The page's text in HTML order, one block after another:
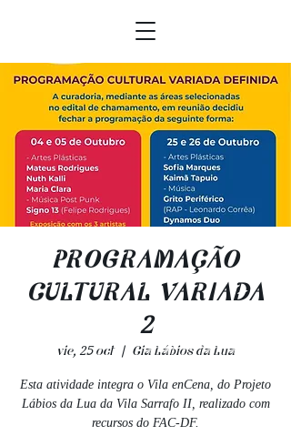
PROGRAMAÇÃO
CULTURAL VARIADA
2
vie, 25 oct
  |
Cia Lábios da Lua
Esta atividade integra o Vila enCena, do Projeto
Lábios da Lua da Vila Sarrafo II, realizado com
recursos do FAC-DF.